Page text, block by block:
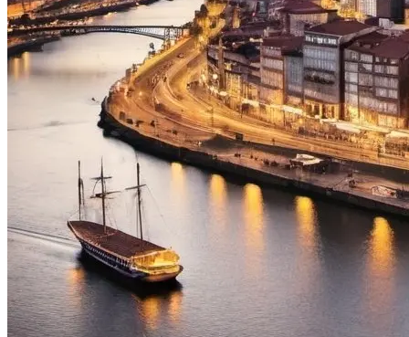
Tour pelo Minho de Bicicleta - Top Bike Tours
7 Dias|2/5